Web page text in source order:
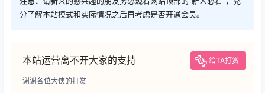
分了解本站模式和实际情况之后再考虑是否开通会员。
本站运营离不开大家的支持 给TA打赏
谢谢各位大侠的打赏